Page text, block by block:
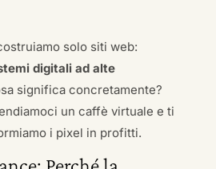
solo siti web:
digitali ad alte
significa concretamente?
un caffè virtuale e ti
i pixel in profitti.